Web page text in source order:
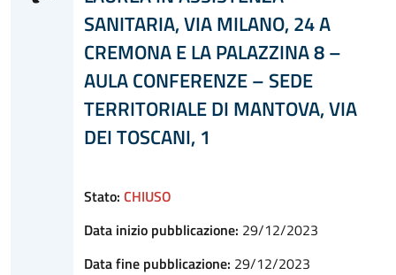
SANITARIA, VIA MILANO, 24 A
CREMONA E LA PALAZZINA 8 –
AULA CONFERENZE – SEDE
TERRITORIALE DI MANTOVA, VIA
DEI TOSCANI, 1
Stato: CHIUSO
Data inizio pubblicazione: 29/12/2023
Data fine pubblicazione: 29/12/2023